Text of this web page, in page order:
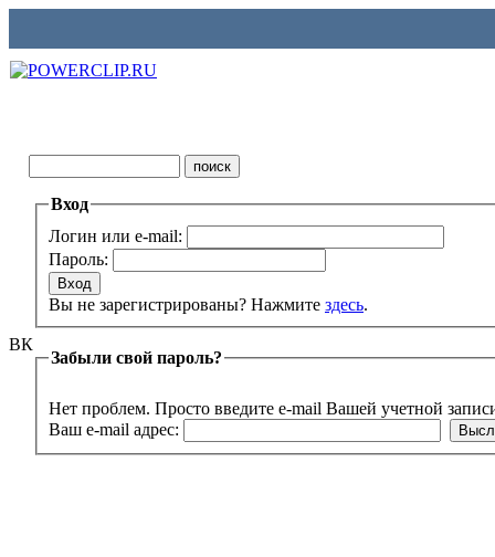
ВК
Вход
Логин или e-mail:
Пароль:
Вы не зарегистрированы? Нажмите здесь.
Забыли свой пароль?
Нет проблем. Просто введите e-mail Вашей учетной
Ваш e-mail адрес: